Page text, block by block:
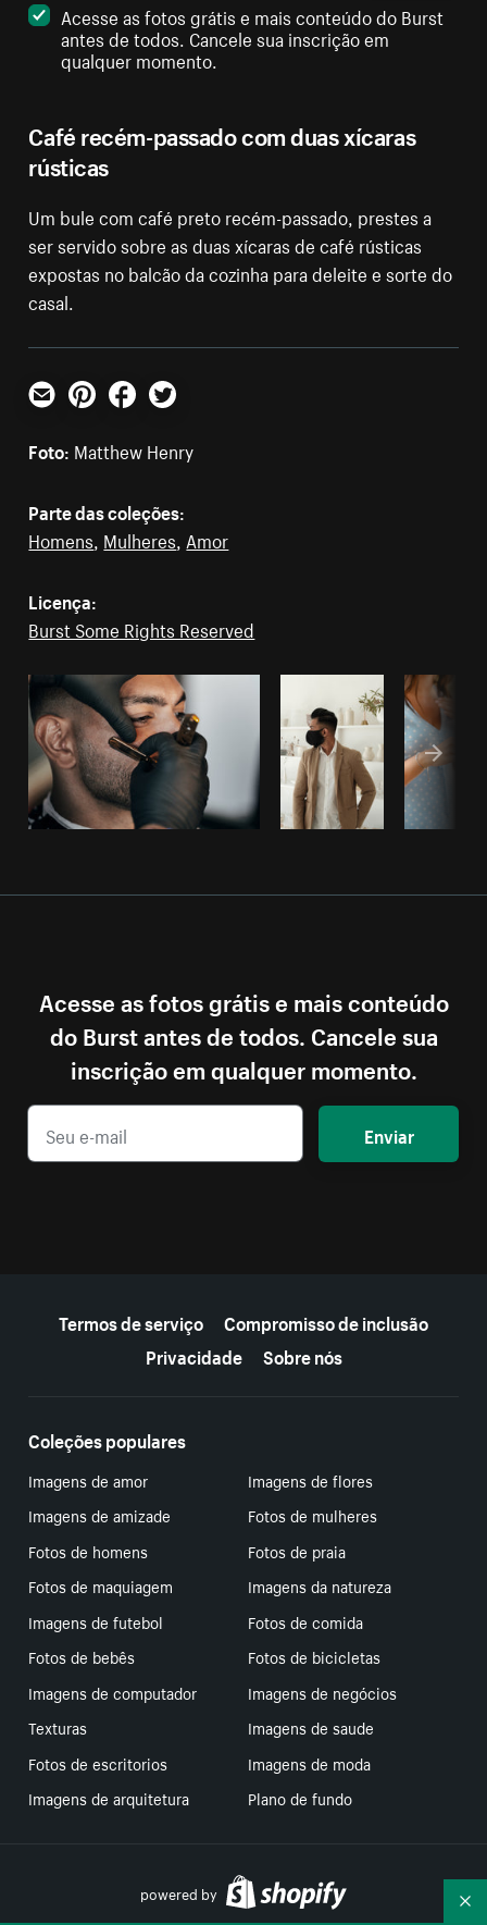
Café recém-passado com duas xícaras
rústicas
Um bule com café preto recém-passado, prestes a
ser servido sobre as duas xícaras de café rústicas
expostas no balcão da cozinha para deleite e sorte do
casal.
Acesse as fotos grátis e mais conteúdo do Burst
antes de todos. Cancele sua inscrição em
qualquer momento.
E-mailPinterestFacebookTwitter
Foto: Matthew Henry
Parte das coleções:
Homens Mulheres Amor
Licença:
Burst Some Rights Reserved
Acesse as fotos grátis e mais conteúdo
do Burst antes de todos. Cancele sua
inscrição em qualquer momento.
Enviar
Termos de serviço
Compromisso de inclusão
Privacidade
Sobre nós
Coleções populares
Imagens de amor
Imagens de flores
Imagens de amizade
Fotos de mulheres
Fotos de homens
Fotos de praia
Fotos de maquiagem
Imagens da natureza
Imagens de futebol
Fotos de comida
Fotos de bebês
Fotos de bicicletas
Imagens de computador
Imagens de negócios
Texturas
Imagens de saude
Fotos de escritorios
Imagens de moda
Imagens de arquitetura
Plano de fundo
powered by